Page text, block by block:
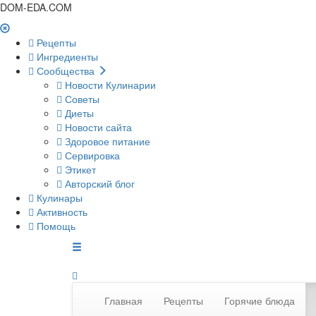
DOM-EDA.COM
Рецепты
Ингредиенты
Сообщества
Новости Кулинарии
Советы
Диеты
Новости сайта
Здоровое питание
Сервировка
Этикет
Авторский блог
Кулинары
Активность
Помощь
Главная Рецепты Горячие блюда